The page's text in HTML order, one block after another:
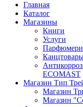
Главная
Каталог
Магазины
Книги
Услуги
ECOMAST
Магазин Тип
Магазин
Магазин